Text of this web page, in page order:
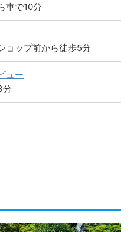
車で10分
ョップ前から徒歩5分
ュー
分